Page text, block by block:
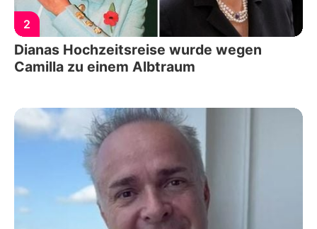
2
Dianas Hochzeitsreise wurde wegen
Camilla zu einem Albtraum